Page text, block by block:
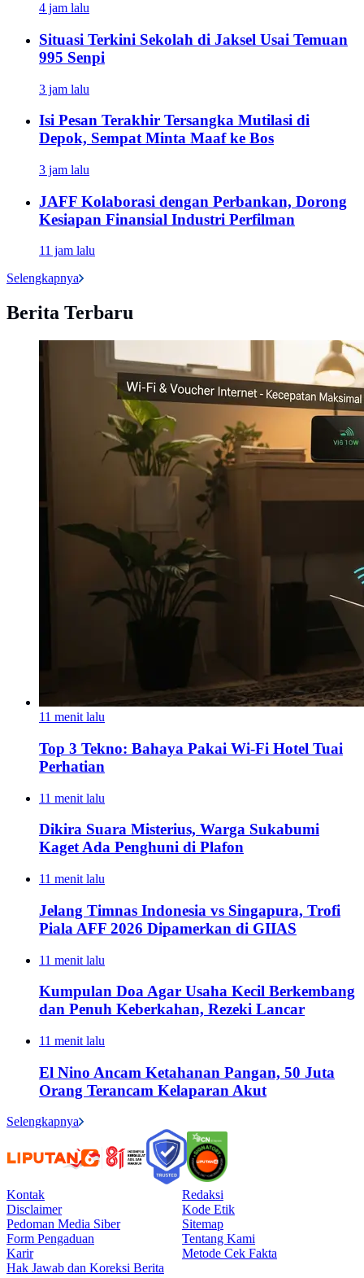
4 jam lalu
Situasi Terkini Sekolah di Jaksel Usai Temuan
995 Senpi
3 jam lalu
Isi Pesan Terakhir Tersangka Mutilasi di
Depok, Sempat Minta Maaf ke Bos
3 jam lalu
JAFF Kolaborasi dengan Perbankan, Dorong
Kesiapan Finansial Industri Perfilman
11 jam lalu
Selengkapnya
Berita Terbaru
11 menit lalu
Top 3 Tekno: Bahaya Pakai Wi-Fi Hotel Tuai
Perhatian
11 menit lalu
Dikira Suara Misterius, Warga Sukabumi
Kaget Ada Penghuni di Plafon
11 menit lalu
Jelang Timnas Indonesia vs Singapura, Trofi
Piala AFF 2026 Dipamerkan di GIIAS
11 menit lalu
Kumpulan Doa Agar Usaha Kecil Berkembang
dan Penuh Keberkahan, Rezeki Lancar
11 menit lalu
El Nino Ancam Ketahanan Pangan, 50 Juta
Orang Terancam Kelaparan Akut
Selengkapnya
Kontak
Redaksi
Disclaimer
Kode Etik
Pedoman Media Siber
Sitemap
Form Pengaduan
Tentang Kami
Karir
Metode Cek Fakta
Hak Jawab dan Koreksi Berita